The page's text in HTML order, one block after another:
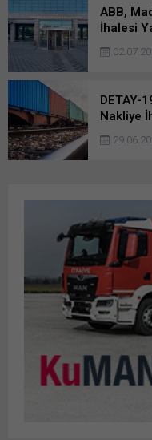
ABB,
İhalesi
DETAY-
Nakliye